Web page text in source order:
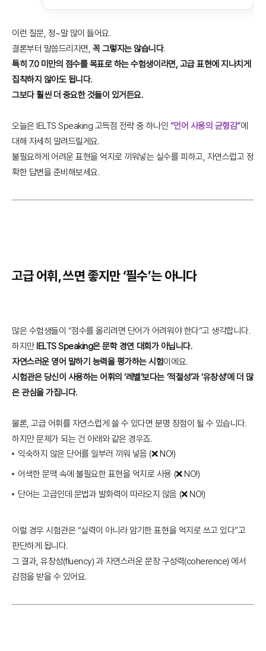
이런 질문, 정~말 많이 들어요.
결론부터 말씀드리자면, 꼭 그렇지는 않습니다.
특히 7.0 미만의 점수를 목표로 하는 수험생이라면, 고급 표현에 지나치게
집착하지 않아도 됩니다.
그보다 훨씬 더 중요한 것들이 있거든요.
오늘은 IELTS Speaking 고득점 전략 중 하나인 “언어 사용의 균형감”에
대해 자세히 알려드릴게요.
불필요하게 어려운 표현을 억지로 끼워넣는 실수를 피하고, 자연스럽고 정
확한 답변을 준비해보세요.
고급 어휘, 쓰면 좋지만 ‘필수’는 아니다
많은 수험생들이 “점수를 올리려면 단어가 어려워야 한다”고 생각합니다.
하지만IELTS Speaking은 문학 경연 대회가 아닙니다.
자연스러운 영어 말하기 능력을 평가하는 시험이에요.
시험관은 당신이 사용하는 어휘의 ‘레벨’보다는 ‘적절성’과 ‘유창성’에 더 많
은 관심을 가집니다.
물론, 고급 어휘를 자연스럽게 쓸 수 있다면 분명 장점이 될 수 있습니다.
하지만 문제가 되는 건 아래와 같은 경우죠.
익숙하지 않은 단어를 일부러 끼워 넣음 (❌ NO!)
어색한 문맥 속에 불필요한 표현을 억지로 사용 (❌ NO!)
단어는 고급인데 문법과 발화력이 따라오지 않음 (❌ NO!)
이럴 경우 시험관은 “실력이 아니라 암기한 표현을 억지로 쓰고 있다”고
판단하게 됩니다.
그 결과, 유창성(fluency) 과 자연스러운 문장 구성력(coherence) 에서
감점을 받을 수 있어요.